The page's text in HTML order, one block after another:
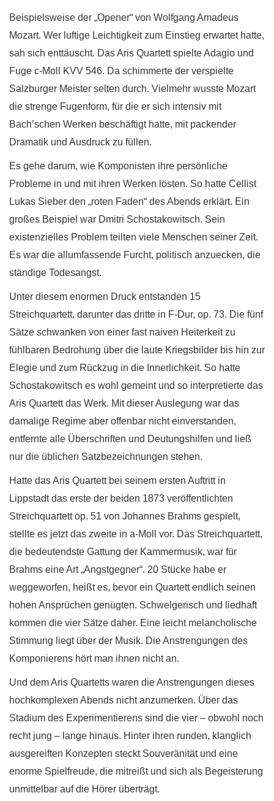
Beispielsweise der „Opener“ von Wolfgang Amadeus
Mozart. Wer luftige Leichtigkeit zum Einstieg erwartet hatte,
sah sich enttäuscht. Das Aris Quartett spielte Adagio und
Fuge c-Moll KVV 546. Da schimmerte der verspielte
Salzburger Meister selten durch. Vielmehr wusste Mozart
die strenge Fugenform, für die er sich intensiv mit
Bach’schen Werken beschäftigt hatte, mit packender
Dramatik und Ausdruck zu füllen.
Es gehe darum, wie Komponisten ihre persönliche
Probleme in und mit ihren Werken lösten. So hatte Cellist
Lukas Sieber den „roten Faden“ des Abends erklärt. Ein
großes Beispiel war Dmitri Schostakowitsch. Sein
existenzielles Problem teilten viele Menschen seiner Zeit.
Es war die allumfassende Furcht, politisch anzuecken, die
ständige Todesangst.
Unter diesem enormen Druck entstanden 15
Streichquartett, darunter das dritte in F-Dur, op. 73. Die fünf
Sätze schwanken von einer fast naiven Heiterkeit zu
fühlbaren Bedrohung über die laute Kriegsbilder bis hin zur
Elegie und zum Rückzug in die Innerlichkeit. So hatte
Schostakowitsch es wohl gemeint und so interpretierte das
Aris Quartett das Werk. Mit dieser Auslegung war das
damalige Regime aber offenbar nicht einverstanden,
entfernte alle Überschriften und Deutungshilfen und ließ
nur die üblichen Satzbezeichnungen stehen.
Hatte das Aris Quartett bei seinem ersten Auftritt in
Lippstadt das erste der beiden 1873 veröffentlichten
Streichquartett op. 51 von Johannes Brahms gespielt,
stellte es jetzt das zweite in a-Moll vor. Das Streichquartett,
die bedeutendste Gattung der Kammermusik, war für
Brahms eine Art „Angstgegner“. 20 Stücke habe er
weggeworfen, heißt es, bevor ein Quartett endlich seinen
hohen Ansprüchen genügten. Schwelgerisch und liedhaft
kommen die vier Sätze daher. Eine leicht melancholische
Stimmung liegt über der Musik. Die Anstrengungen des
Komponierens hört man ihnen nicht an.
Und dem Aris Quartetts waren die Anstrengungen dieses
hochkomplexen Abends nicht anzumerken. Über das
Stadium des Experimentierens sind die vier – obwohl noch
recht jung – lange hinaus. Hinter ihren runden, klanglich
ausgereiften Konzepten steckt Souveränität und eine
enorme Spielfreude, die mitreißt und sich als Begeisterung
unmittelbar auf die Hörer überträgt.